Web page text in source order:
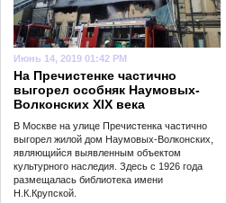
Июнь 14, 2019 01:42 PM
На Пречистенке частично
выгорел особняк Наумовых-
Волконских XIX века
В Москве на улице Пречистенка частично
выгорел жилой дом Наумовых-Волконских,
являющийся выявленным объектом
культурного наследия. Здесь с 1926 года
размещалась библиотека имени
Н.К.Крупской.